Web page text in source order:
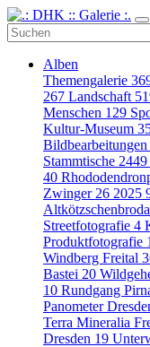
Alben
Themengalerie
267 Landschaft
Menschen 129
Kultur-Museum
Bildbearbeitungen
Stammtische 2449
40
Zwinger 26 2025
Altkötzschenbroda
Streetfotografie 4
Produktfotografie
Windberg Freital
Bastei 20
10 Rundgang
Panometer
Terra Mineralia
Dresden 19